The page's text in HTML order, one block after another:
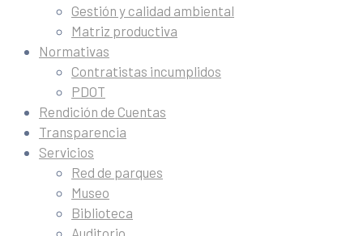
Gestión y calidad ambiental
Matriz productiva
Normativas
Contratistas incumplidos
PDOT
Rendición de Cuentas
Transparencia
Servicios
Red de parques
Museo
Biblioteca
Auditorio